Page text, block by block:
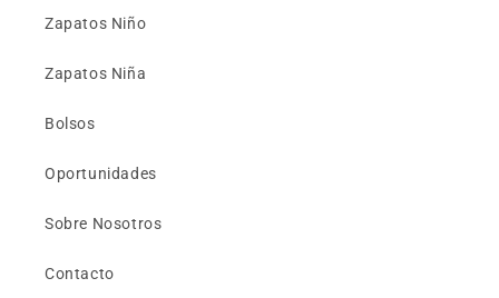
Zapatos Niño
Zapatos Niña
Bolsos
Oportunidades
Sobre Nosotros
Contacto